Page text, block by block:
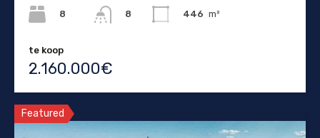
8
8
446 m²
te koop
2.160.000€
Featured